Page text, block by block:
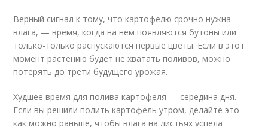
Верный сигнал к тому, что картофелю срочно нужна
влага, — время, когда на нем появляются бутоны или
только-только распускаются первые цветы. Если в этот
момент растению будет не хватать поливов, можно
потерять до трети будущего урожая.
Худшее время для полива картофеля — середина дня.
Если вы решили полить картофель утром, делайте это
как можно раньше, чтобы влага на листьях успела